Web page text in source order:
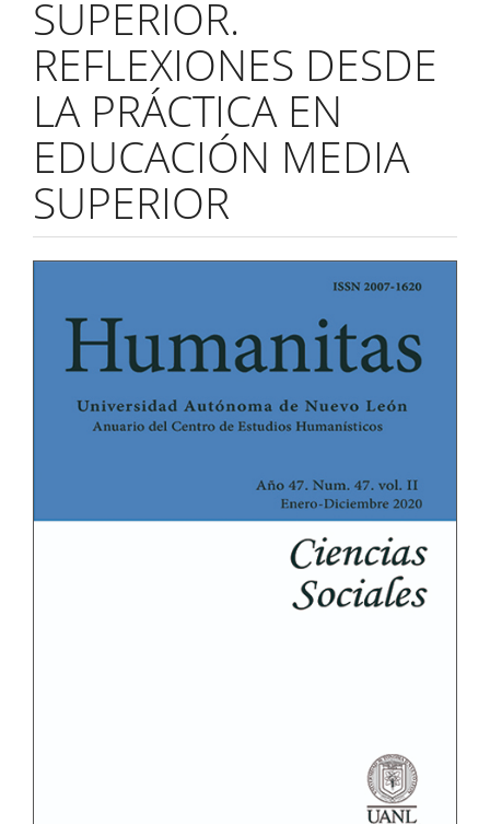
SUPERIOR.
REFLEXIONES DESDE
LA PRÁCTICA EN
EDUCACIÓN MEDIA
SUPERIOR
Barra
lateral
del
artículo